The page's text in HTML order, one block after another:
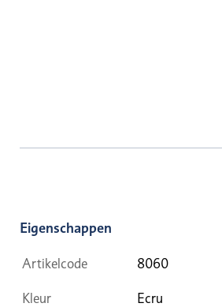
Eigenschappen
Artikelcode 8060
Kleur Ecru